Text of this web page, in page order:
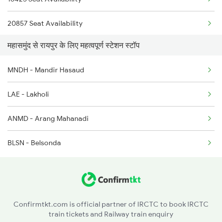
2096 Csmt Duronto Spl
2145 Ltt Puri Sf Spl
2146 Puri Ltt Sup Spl
2221 Pune Hwh Ac Spl
2222 Hwh Pune Ac Spl
20857 Seat Availability
19022 Seat Availability
12807 Seat Availability
20830 Seat Availability
महासमुंद से रायपुर के लिए महत्वपूर्ण स्टेशन स्टॉप
MNDH - Mandir Hasaud
LAE - Lakholi
ANMD - Arang Mahanadi
BLSN - Belsonda
Confirmtkt.com is official partner of IRCTC to book IRCTC
train tickets and Railway train enquiry